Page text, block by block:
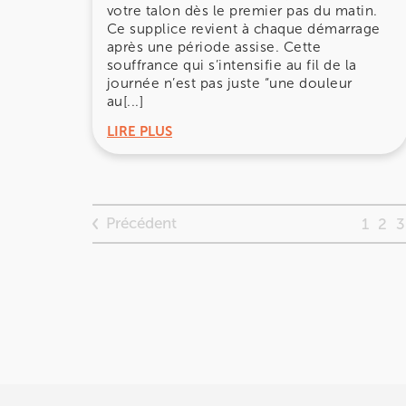
votre talon dès le premier pas du matin.
Ce supplice revient à chaque démarrage
après une période assise. Cette
souffrance qui s’intensifie au fil de la
journée n’est pas juste “une douleur
au[...]
LIRE PLUS
Précédent 1 2 3
28 Rue Velpeau 92160 Antony
28 Rue Velpeau 92160 Antony
01 76 21 71 41
Prenez RDV sur
01 44 71 93 74